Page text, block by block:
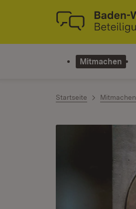
Zum Inhalt springen
Link zur Startseite
Mitmachen
Startseite Mitmachen